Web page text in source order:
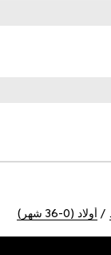
أولاد (0-36 شهر)